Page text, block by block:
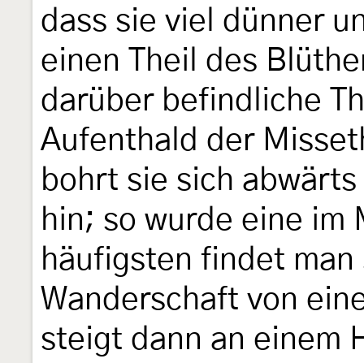
dass sie viel dünner
einen Theil des
darüber befindliche
Aufenthald der
bohrt sie sich
hin; so wurde eine im
häufigsten findet
Wanderschaft von
steigt dann an einem